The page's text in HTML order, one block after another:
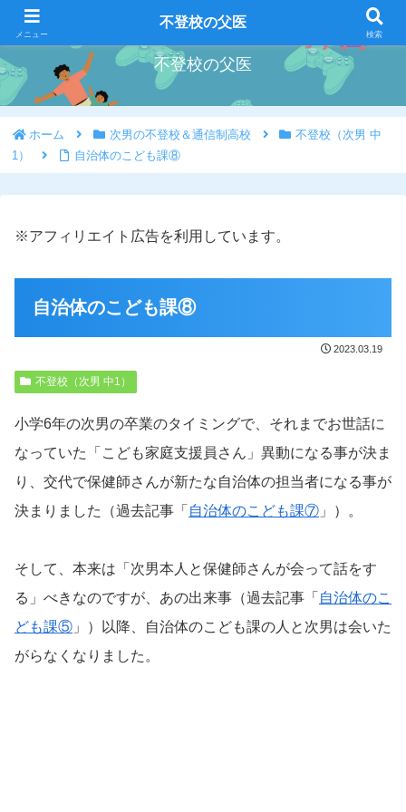
好きな事を好きな時にやろう
不登校の父医
ホーム 次男の不登校＆通信制高校
不登校（次男 中
1）
自治体のこども課⑧
※アフィリエイト広告を利用しています。
自治体のこども課⑧
2023.03.19
不登校（次男 中1）
小学6年の次男の卒業のタイミングで、それまでお世話に
なっていた「こども家庭支援員さん」異動になる事が決ま
り、交代で保健師さんが新たな自治体の担当者になる事が
決まりました（過去記事「 自治体のこども課⑦ 」）。
そして、本来は「次男本人と保健師さんが会って話をす
る」べきなのですが、あの出来事（過去記事「 自治体のこ
ども課⑤ 」）以降、自治体のこども課の人と次男は会いた
がらなくなりました。
メニュー
不登校の父医
検索